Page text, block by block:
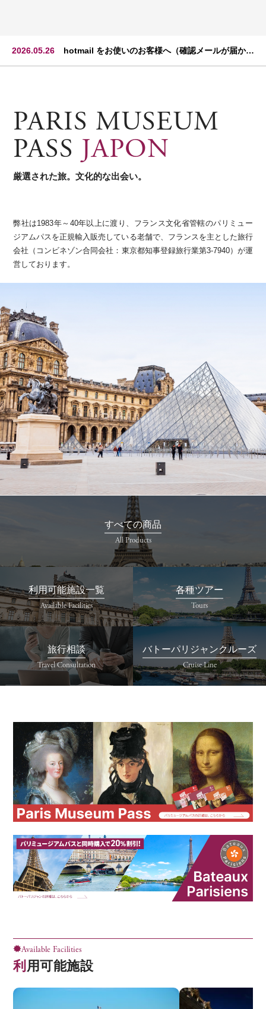
2026.05.26 hotmail をお使いのお客様へ（確認メールが届かな
PARIS MUSEUM
PASS JAPON
厳選された旅。文化的な出会い。
弊社は1983年～40年以上に渡り、フランス文化省管轄のパリミュー
ジアムパスを正規輸入販売している老舗で、フランスを主とした旅行
会社（コンビネゾン合同会社：東京都知事登録旅行業第3-7940）が運
営しております。
すべての商品
All Products
利用可能施設一覧
Available Facilities
各種ツアー
Tours
旅行相談
Travel Consultation
バトーパリジャンクルーズ
Cruise Line
Available Facilities
利用可能施設